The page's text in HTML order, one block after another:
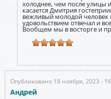
холоднее, чем после улицы
касается Дмитрия
вежливый молодой человек
удовольствием отвечал и
Вообщем мы в восторге и
Опубликовано 18 ноября, 2023 -
Андрей